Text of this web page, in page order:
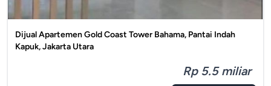
Dijual Apartemen Gold Coast Tower Bahama, Pantai Indah
Kapuk, Jakarta Utara
Rp 5.5 miliar